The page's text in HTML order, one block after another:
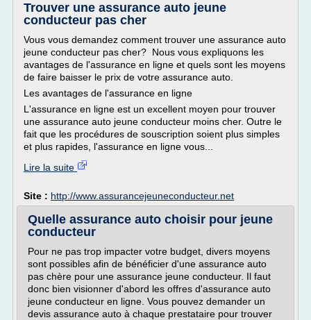
Trouver une assurance auto jeune
conducteur pas cher
Vous vous demandez comment trouver une assurance auto
jeune conducteur pas cher? Nous vous expliquons les
avantages de l'assurance en ligne et quels sont les moyens
de faire baisser le prix de votre assurance auto.
Les avantages de l'assurance en ligne
L'assurance en ligne est un excellent moyen pour trouver
une assurance auto jeune conducteur moins cher. Outre le
fait que les procédures de souscription soient plus simples
et plus rapides, l'assurance en ligne vous...
Lire la suite
Site : http://www.assurancejeuneconducteur.net
Quelle assurance auto choisir pour jeune
conducteur
Pour ne pas trop impacter votre budget, divers moyens
sont possibles afin de bénéficier d'une assurance auto
pas chère pour une assurance jeune conducteur. Il faut
donc bien visionner d'abord les offres d'assurance auto
jeune conducteur en ligne. Vous pouvez demander un
devis assurance auto à chaque prestataire pour trouver